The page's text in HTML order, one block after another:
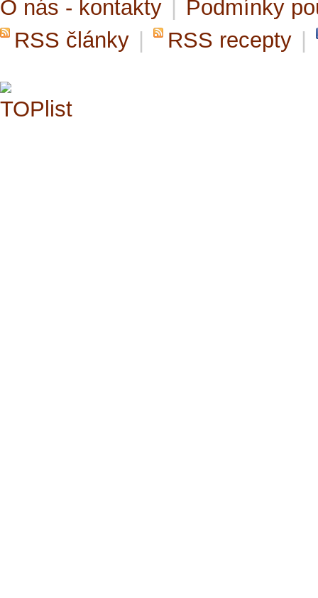
O nás - kontakty
Podmínky
RSS články
RSS recepty